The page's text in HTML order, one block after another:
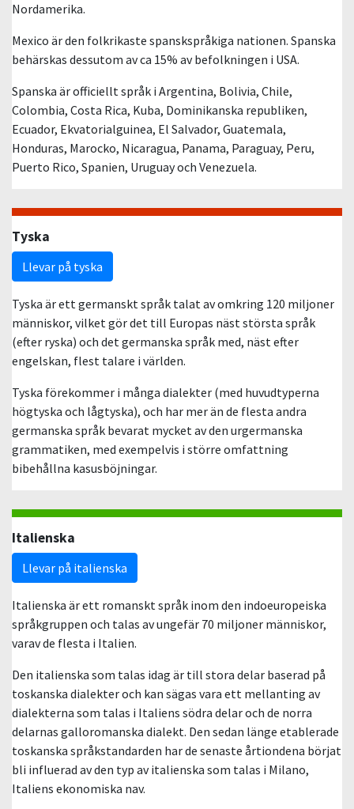
Nordamerika.
Mexico är den folkrikaste spanskspråkiga nationen. Spanska
behärskas dessutom av ca 15% av befolkningen i USA.
Spanska är officiellt språk i Argentina, Bolivia, Chile,
Colombia, Costa Rica, Kuba, Dominikanska republiken,
Ecuador, Ekvatorialguinea, El Salvador, Guatemala,
Honduras, Marocko, Nicaragua, Panama, Paraguay, Peru,
Puerto Rico, Spanien, Uruguay och Venezuela.
Tyska
Llevar på tyska
Tyska är ett germanskt språk talat av omkring 120 miljoner
människor, vilket gör det till Europas näst största språk
(efter ryska) och det germanska språk med, näst efter
engelskan, flest talare i världen.
Tyska förekommer i många dialekter (med huvudtyperna
högtyska och lågtyska), och har mer än de flesta andra
germanska språk bevarat mycket av den urgermanska
grammatiken, med exempelvis i större omfattning
bibehållna kasusböjningar.
Italienska
Llevar på italienska
Italienska är ett romanskt språk inom den indoeuropeiska
språkgruppen och talas av ungefär 70 miljoner människor,
varav de flesta i Italien.
Den italienska som talas idag är till stora delar baserad på
toskanska dialekter och kan sägas vara ett mellanting av
dialekterna som talas i Italiens södra delar och de norra
delarnas galloromanska dialekt. Den sedan länge etablerade
toskanska språkstandarden har de senaste årtiondena börjat
bli influerad av den typ av italienska som talas i Milano,
Italiens ekonomiska nav.